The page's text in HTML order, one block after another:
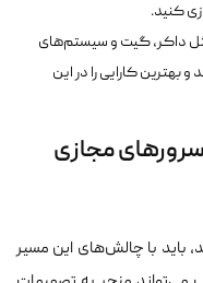
کنید.
داکر، گیت و سیستم‌های
کارایی را در این
مجازی
باید با چالش‌های این مسیر